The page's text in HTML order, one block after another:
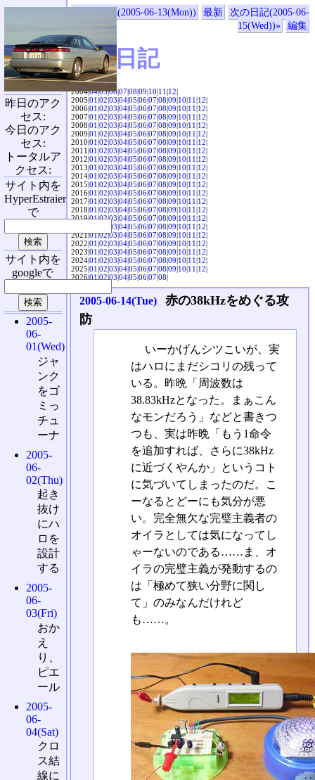
«前の日記(2005-06-13(Mon)) 最新
次の日記(2005-06-
15(Wed))»
編集
SVX日記
2004|04|05|06|07|08|09|10|11|12|
2005|01|02|03|04|05|06|07|08|09|10|11|12|
2006|01|02|03|04|05|06|07|08|09|10|11|12|
2007|01|02|03|04|05|06|07|08|09|10|11|12|
2008|01|02|03|04|05|06|07|08|09|10|11|12|
2009|01|02|03|04|05|06|07|08|09|10|11|12|
2010|01|02|03|04|05|06|07|08|09|10|11|12|
2011|01|02|03|04|05|06|07|08|09|10|11|12|
2012|01|02|03|04|05|06|07|08|09|10|11|12|
2013|01|02|03|04|05|06|07|08|09|10|11|12|
2014|01|02|03|04|05|06|07|08|09|10|11|12|
2015|01|02|03|04|05|06|07|08|09|10|11|12|
2016|01|02|03|04|05|06|07|08|09|10|11|12|
2017|01|02|03|04|05|06|07|08|09|10|11|12|
2018|01|02|03|04|05|06|07|08|09|10|11|12|
2019|01|02|03|04|05|06|07|08|09|10|11|12|
03|04|05|06|07|08|09|10|11|12|
2021|01|02|03|04|05|06|07|08|09|10|11|12|
2022|01|02|03|04|05|06|07|08|09|10|11|12|
2023|01|02|03|04|05|06|07|08|09|10|11|12|
2024|01|02|03|04|05|06|07|08|09|10|11|12|
2025|01|02|03|04|05|06|07|08|09|10|11|12|
2026|01|02|03|04|05|06|07|08|
2005-06-14(Tue)
赤の38kHzをめぐる攻
防
いーかげんシツこいが、実
はハロにまだシコリの残って
いる。昨晩「周波数は
38.83kHzとなった。まぁこん
なモンだろう」などと書きつ
つも、実は昨晩「もう1命令
を追加すれば、さらに38kHz
に近づくやんか」というコト
に気づいてしまったのだ。こ
ーなるとどーにも気分が悪
い。完全無欠な完璧主義者の
オイラとしては気になってし
ゃーないのである……ま、オ
イラの完璧主義が発動するの
は「極めて狭い分野に関し
て」のみなんだけれど
も……。
昨日のアク
セス:
今日のアク
セス:
トータルア
クセス:
サイト内を
HyperEstraier
で
サイト内を
googleで
2005-
06-
01(Wed)
ジャ
ンク
をゴ
ミっ
チュ
ーナ
2005-
06-
02(Thu)
起き
抜け
にハ
ロを
設計
する
2005-
06-
03(Fri)
おか
え
り、
ピエ
ール
2005-
06-
04(Sat)
クロ
ス結
線に